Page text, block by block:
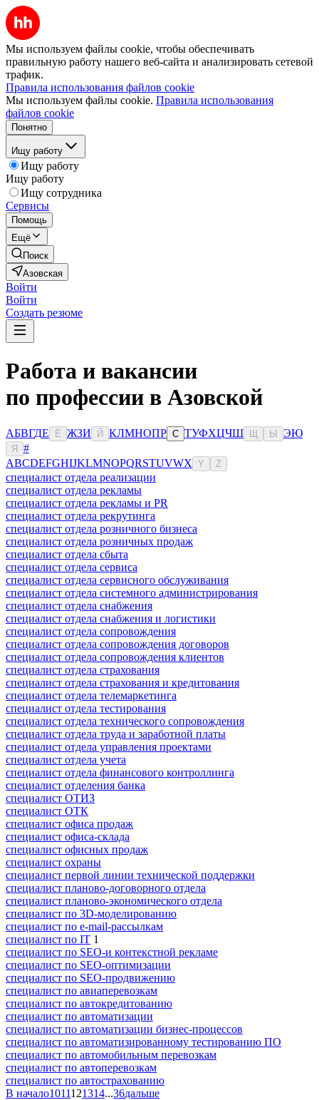
Мы используем файлы cookie, чтобы обеспечивать
правильную работу нашего веб-сайта и анализировать сетевой
трафик.
Правила использования файлов cookie
Мы используем файлы cookie. Правила использования
файлов cookie
Понятно
Ищу работу
Ищу работу
Ищу работу
Ищу сотрудника
Сервисы
Помощь
Ещё
Поиск
Азовская
Войти
Войти
Создать резюме
Работа и вакансии
по профессии в Азовской
АБВГДЕ Ё ЖЗИ Й КЛМНОПР С ТУФХЦЧШ Ы ЭЮ
Я
#
ABCDEFGHIJKLMNOPQRSTUVWX Y Z
специалист отдела реализации
специалист отдела рекламы
специалист отдела рекламы и PR
специалист отдела рекрутинга
специалист отдела розничного бизнеса
специалист отдела розничных продаж
специалист отдела сбыта
специалист отдела сервиса
специалист отдела сервисного обслуживания
специалист отдела системного администрирования
специалист отдела снабжения
специалист отдела снабжения и логистики
специалист отдела сопровождения
специалист отдела сопровождения договоров
специалист отдела сопровождения клиентов
специалист отдела страхования
специалист отдела страхования и кредитования
специалист отдела телемаркетинга
специалист отдела тестирования
специалист отдела технического сопровождения
специалист отдела труда и заработной платы
специалист отдела управления проектами
специалист отдела учета
специалист отдела финансового контроллинга
специалист отделения банка
специалист ОТИЗ
специалист ОТК
специалист офиса продаж
специалист офиса-склада
специалист офисных продаж
специалист охраны
специалист первой линии технической поддержки
специалист планово-договорного отдела
специалист планово-экономического отдела
специалист по 3D-моделированию
специалист по e-mail-рассылкам
специалист по IT 1
специалист по SEO-и контекстной рекламе
специалист по SEO-оптимизации
специалист по SEO-продвижению
специалист по авиаперевозкам
специалист по автокредитованию
специалист по автоматизации
специалист по автоматизации бизнес-процессов
специалист по автоматизированному тестированию ПО
специалист по автомобильным перевозкам
специалист по автоперевозкам
специалист по автострахованию
В начало1011121314...36дальше